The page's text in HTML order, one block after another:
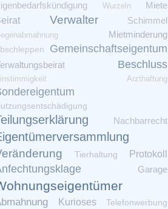
Wurzeln Miete
Verwalter Schimmel
Mietminderung
Gemeinschaftseigentum
Beschluss
Arzthaftung
Nachbarrecht
Tierhaltung Protokoll
Garage
Kurioses Telefonwerbung